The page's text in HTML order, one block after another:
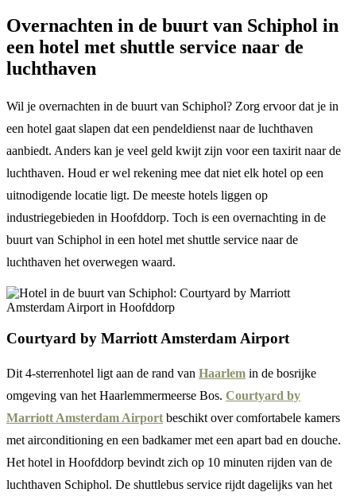
Overnachten in de buurt van Schiphol in
een hotel met shuttle service naar de
luchthaven
Wil je overnachten in de buurt van Schiphol? Zorg ervoor dat je in
een hotel gaat slapen dat een pendeldienst naar de luchthaven
aanbiedt. Anders kan je veel geld kwijt zijn voor een taxirit naar de
luchthaven. Houd er wel rekening mee dat niet elk hotel op een
uitnodigende locatie ligt. De meeste hotels liggen op
industriegebieden in Hoofddorp. Toch is een overnachting in de
buurt van Schiphol in een hotel met shuttle service naar de
luchthaven het overwegen waard.
Courtyard by Marriott Amsterdam Airport
Dit 4-sterrenhotel ligt aan de rand van Haarlem in de bosrijke
omgeving van het Haarlemmermeerse Bos. Courtyard by
Marriott Amsterdam Airport beschikt over comfortabele kamers
met airconditioning en een badkamer met een apart bad en douche.
Het hotel in Hoofddorp bevindt zich op 10 minuten rijden van de
luchthaven Schiphol. De shuttlebus service rijdt dagelijks van het